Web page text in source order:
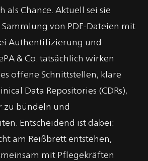
als Chance. Aktuell sei sie
von PDF-Dateien mit
Authentifizierung und
& Co. tatsächlich wirken
offene Schnittstellen, klare
Data Repositories (CDRs),
zu bündeln und
Entscheidend ist dabei:
am Reißbrett entstehen,
mit Pflegekräften